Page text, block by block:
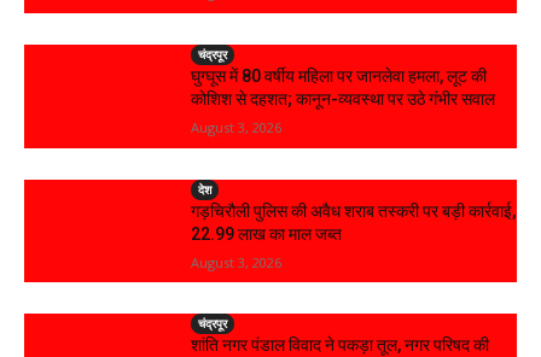
चंद्रपूर
घुग्घूस में 80 वर्षीय महिला पर जानलेवा हमला, लूट की
कोशिश से दहशत; कानून-व्यवस्था पर उठे गंभीर सवाल
August 3, 2026
देश
गड़चिरौली पुलिस की अवैध शराब तस्करी पर बड़ी कार्रवाई,
₹22.99 लाख का माल जब्त
August 3, 2026
चंद्रपूर
शांति नगर पंडाल विवाद ने पकड़ा तूल, नगर परिषद की